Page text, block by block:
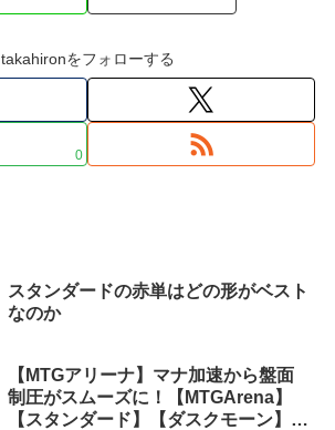
takahironをフォローする
0
スタンダードの赤単はどの形がベスト
なのか
【MTGアリーナ】マナ加速から盤面
制圧がスムーズに！【MTGArena】
【スタンダード】【ダスクモーン】